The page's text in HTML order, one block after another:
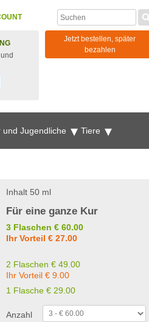
Jetzt bestellen, später
bezahlen
und Jugendliche Tiere
Inhalt 50 ml
Für eine ganze Kur
3 Flaschen € 60.00
Ihr Vorteil € 27.00
2 Flaschen € 49.00
Ihr Vorteil € 9.00
1 Flasche € 29.00
Anzahl